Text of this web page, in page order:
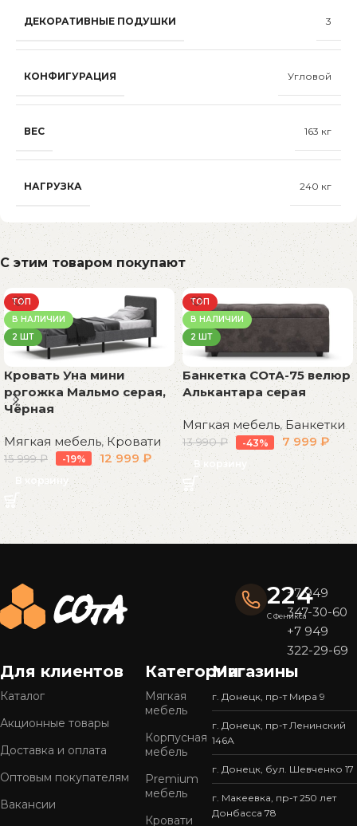
ДЕКОРАТИВНЫЕ ПОДУШКИ 3
КОНФИГУРАЦИЯ Угловой
ВЕС 163 кг
НАГРУЗКА 240 кг
С этим товаром покупают
ТОП
В НАЛИЧИИ
2 ШТ
Кровать Уна мини
рогожка Мальмо серая,
Чёрная
Мягкая мебель,Кровати
15 999₽ -19% 12 999 ₽
В корзину
ТОП
В НАЛИЧИИ
2 ШТ
Банкетка СОтА-75 велюр
Алькантара серая
Мягкая мебель,Банкетки
13 990₽ -43% 7 999 ₽
В корзину
Read More
224
С Феникса
+7 949
347-30-60
+7 949
322-29-69
Для клиентов
Каталог
Акционные товары
Доставка и оплата
Оптовым покупателям
Вакансии
Категории
Мягкая
мебель
Корпусная
мебель
Premium
мебель
Кровати
Магазины
г. Донецк, пр-т Мира 9
г. Донецк, пр-т Ленинский
146А
г. Донецк, бул. Шевченко 17
г. Макеевка, пр-т 250 лет
Донбасса 78